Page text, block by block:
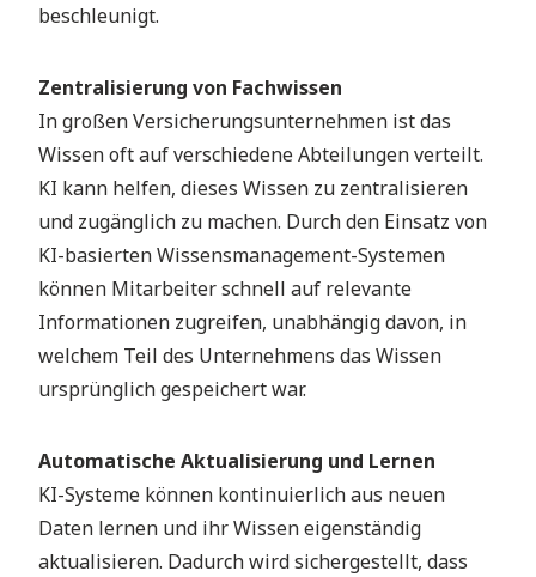
beschleunigt.
Zentralisierung von Fachwissen
In großen Versicherungsunternehmen ist das
Wissen oft auf verschiedene Abteilungen verteilt.
KI kann helfen, dieses Wissen zu zentralisieren
und zugänglich zu machen. Durch den Einsatz von
KI-basierten Wissensmanagement-Systemen
können Mitarbeiter schnell auf relevante
Informationen zugreifen, unabhängig davon, in
welchem Teil des Unternehmens das Wissen
ursprünglich gespeichert war.
Automatische Aktualisierung und Lernen
KI-Systeme können kontinuierlich aus neuen
Daten lernen und ihr Wissen eigenständig
aktualisieren. Dadurch wird sichergestellt, dass